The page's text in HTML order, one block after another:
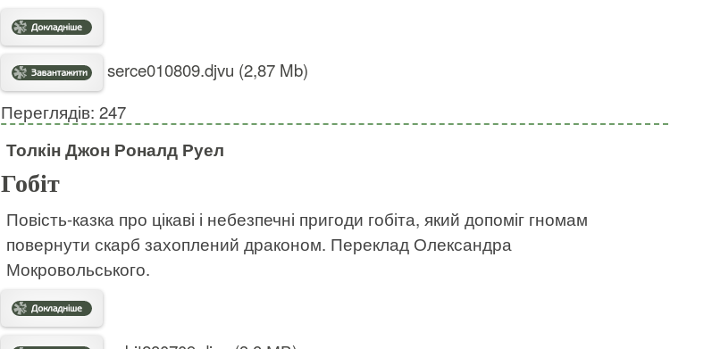
serce010809.djvu (2,87 Mb)
Переглядів: 247
Толкін Джон Роналд Руел
Гобіт
Повість-казка про цікаві і небезпечні пригоди гобіта, який допоміг гномам
повернути скарб захоплений драконом. Переклад Олександра
Мокровольського.